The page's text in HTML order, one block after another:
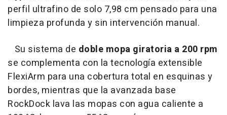
perfil ultrafino de solo 7,98 cm pensado para una
limpieza profunda y sin intervención manual.
Su sistema de doble mopa giratoria a 200 rpm
se complementa con la tecnología extensible
FlexiArm para una cobertura total en esquinas y
bordes, mientras que la avanzada base
RockDock lava las mopas con agua caliente a